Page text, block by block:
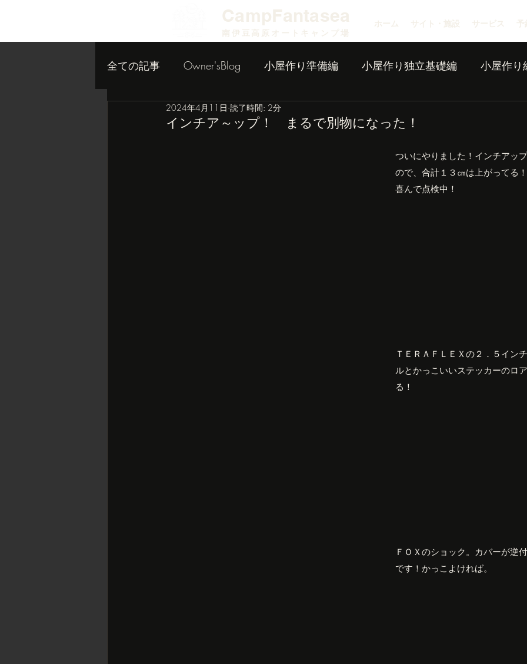
​CampFantasea ホーム サイト・施設 サービス 予
南伊豆高原オートキャンプ場
全ての記事 Owner'sBlog 小屋作り準備編 小屋作り独立基礎編 小屋作り
小屋作り内装編
インチア～ップ！ まるで別物になった！
2024年4月11日 読了時間: 2分
ついにやりました！インチアッ
ので、合計１３㎝は上がってる
喜んで点検中！
ＴＥＲＡＦＬＥＸの２．５イン
ルとかっこいいステッカーのロ
る！
ＦＯＸのショック。カバーが逆
です！かっこよければ。